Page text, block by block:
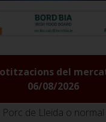
del
06/08/2026
Porc de Lleida o normal